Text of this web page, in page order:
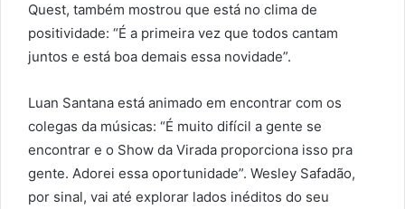
Quest, também mostrou que está no clima de
positividade: “É a primeira vez que todos cantam
juntos e está boa demais essa novidade”.
Luan Santana está animado em encontrar com os
colegas da músicas: “É muito difícil a gente se
encontrar e o Show da Virada proporciona isso pra
gente. Adorei essa oportunidade”. Wesley Safadão,
por sinal, vai até explorar lados inéditos do seu